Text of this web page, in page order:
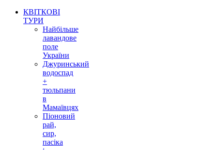
КВІТКОВІ
ТУРИ
Найбільше
лавандове
поле
України
Джуринський
водоспад
+
тюльпани
в
Мамаївцях
Піоновий
рай,
сир,
пасіка